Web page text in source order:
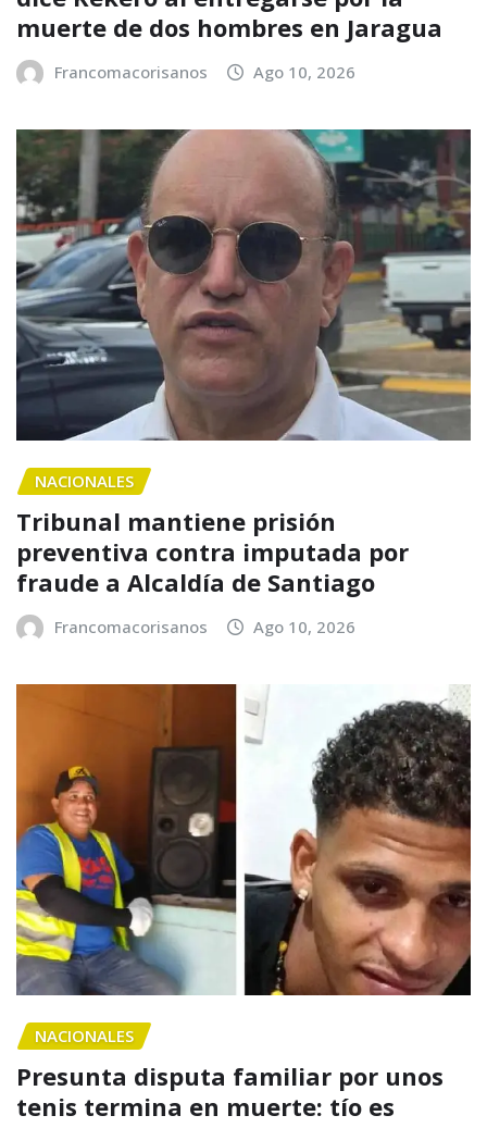
muerte de dos hombres en Jaragua
Francomacorisanos Ago 10, 2026
NACIONALES
Tribunal mantiene prisión
preventiva contra imputada por
fraude a Alcaldía de Santiago
Francomacorisanos Ago 10, 2026
NACIONALES
Presunta disputa familiar por unos
tenis termina en muerte: tío es